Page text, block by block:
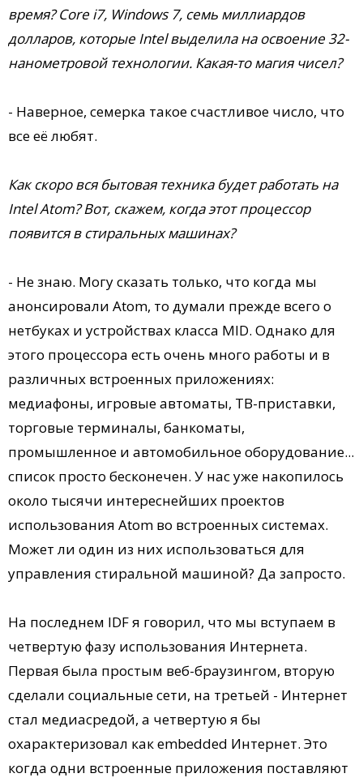
время? Core i7, Windows 7, семь миллиардов
долларов, которые Intel выделила на освоение 32-
нанометровой технологии. Какая-то магия чисел?
- Наверное, семерка такое счастливое число, что
все её любят.
Как скоро вся бытовая техника будет работать на
Intel Atom? Вот, скажем, когда этот процессор
появится в стиральных машинах?
- Не знаю. Могу сказать только, что когда мы
анонсировали Atom, то думали прежде всего о
нетбуках и устройствах класса MID. Однако для
этого процессора есть очень много работы и в
различных встроенных приложениях:
медиафоны, игровые автоматы, ТВ-приставки,
торговые терминалы, банкоматы,
промышленное и автомобильное оборудование...
список просто бесконечен. У нас уже накопилось
около тысячи интереснейших проектов
использования Atom во встроенных системах.
Может ли один из них использоваться для
управления стиральной машиной? Да запросто.
На последнем IDF я говорил, что мы вступаем в
четвертую фазу использования Интернета.
Первая была простым веб-браузингом, вторую
сделали социальные сети, на третьей - Интернет
стал медиасредой, а четвертую я бы
охарактеризовал как embedded Интернет. Это
когда одни встроенные приложения поставляют